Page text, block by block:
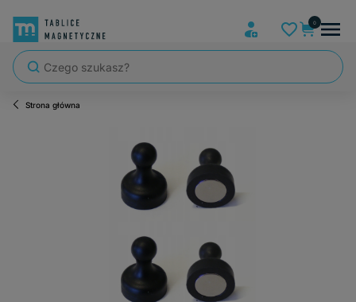
Strona główna